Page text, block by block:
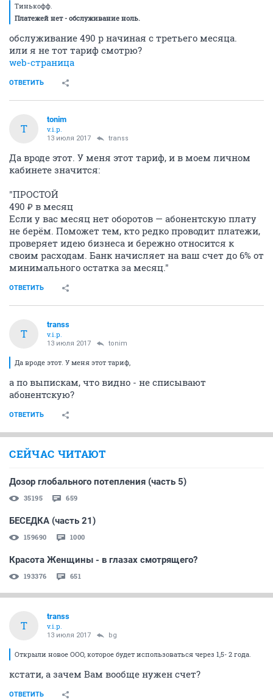
Тинькофф.
Платежей нет - обслуживание ноль.
обслуживание 490 р начиная с третьего месяца.
или я не тот тариф смотрю?
web-страница
ОТВЕТИТЬ
T
tonim
v.i.p.
13 июля 2017 transs
Да вроде этот. У меня этот тариф, и в моем личном
кабинете значится:
"ПРОСТОЙ
490 ₽ в месяц
Если у вас месяц нет оборотов — абонентскую плату
не берём. Поможет тем, кто редко проводит платежи,
проверяет идею бизнеса и бережно относится к
своим расходам. Банк начисляет на ваш счет до 6% от
минимального остатка за месяц."
ОТВЕТИТЬ
T
transs
v.i.p.
13 июля 2017 tonim
Да вроде этот. У меня этот тариф,
а по выпискам, что видно - не списывают
абонентскую?
ОТВЕТИТЬ
СЕЙЧАС ЧИТАЮТ
Дозор глобального потепления (часть 5)
35195 659
БЕСЕДКА (часть 21)
159690 1000
Красота Женщины - в глазах смотрящего?
193376 651
T
transs
v.i.p.
13 июля 2017 bg
Открыли новое ООО, которое будет использоваться через 1,5- 2 года.
кстати, а зачем Вам вообще нужен счет?
ОТВЕТИТЬ